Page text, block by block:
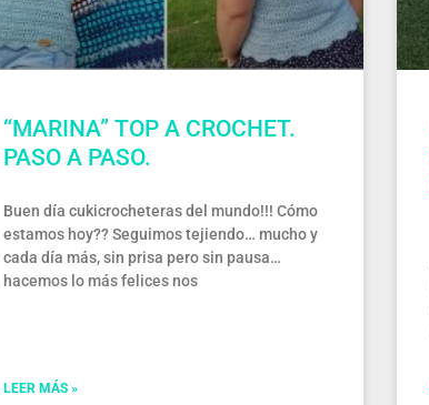
“MARINA” TOP A CROCHET.
PASO A PASO.
Buen día cukicrocheteras del mundo!!! Cómo
estamos hoy?? Seguimos tejiendo… mucho y
cada día más, sin prisa pero sin pausa…
hacemos lo más felices nos
LEER MÁS »